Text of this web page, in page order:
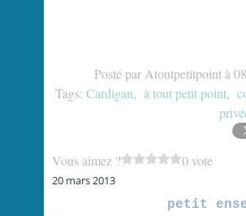
Posté par Atoutpetitpoint à
Tags: Cardigan, à tout petit point,
Vous aimez ? 0 vote
20 mars 2013
petit